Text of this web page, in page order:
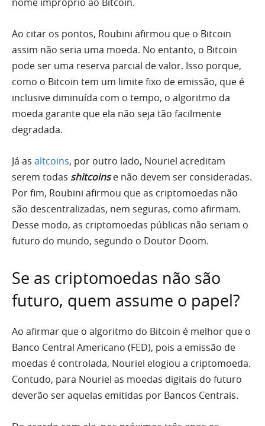
Ao citar os pontos, Roubini afirmou que o Bitcoin
assim não seria uma moeda. No entanto, o Bitcoin
pode ser uma reserva parcial de valor. Isso porque,
como o Bitcoin tem um limite fixo de emissão, que é
inclusive diminuída com o tempo, o algoritmo da
moeda garante que ela não seja tão facilmente
degradada.
Já as altcoins, por outro lado, Nouriel acreditam
serem todas shitcoinse não devem ser consideradas.
Por fim, Roubini afirmou que as criptomoedas não
são descentralizadas, nem seguras, como afirmam.
Desse modo, as criptomoedas públicas não seriam o
futuro do mundo, segundo o Doutor Doom.
Se as criptomoedas não são
futuro, quem assume o papel?
Ao afirmar que o algoritmo do Bitcoin é melhor que o
Banco Central Americano (FED), pois a emissão de
moedas é controlada, Nouriel elogiou a criptomoeda.
Contudo, para Nouriel as moedas digitais do futuro
deverão ser aquelas emitidas por Bancos Centrais.